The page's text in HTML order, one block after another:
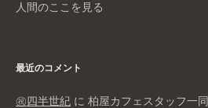
人間のここを見る
最近のコメント
㊗️四半世紀 に 柏屋カフェスタッフ一同